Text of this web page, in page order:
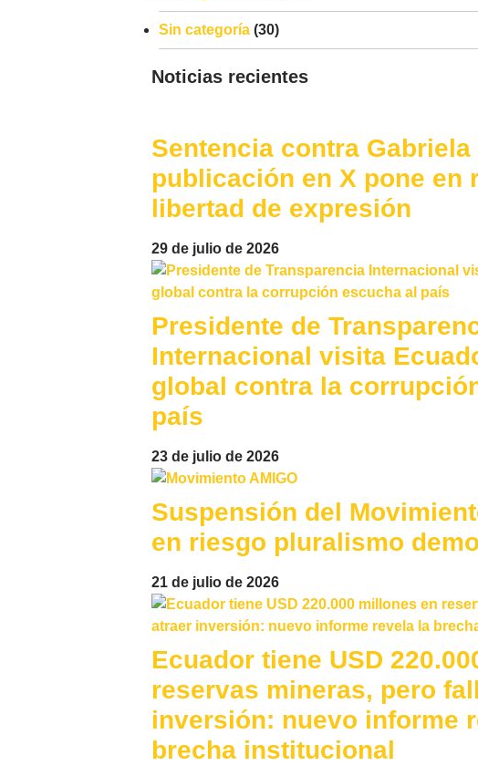
Sin categoría (30)
Noticias recientes
Sentencia contra
publicación en X pone en
libertad de expresión
29 de julio de 2026
Presidente de
Internacional visita
global contra la
país
23 de julio de 2026
Suspensión del
en riesgo pluralismo
21 de julio de 2026
Ecuador tiene USD
reservas mineras, pero
inversión: nuevo informe
brecha institucional